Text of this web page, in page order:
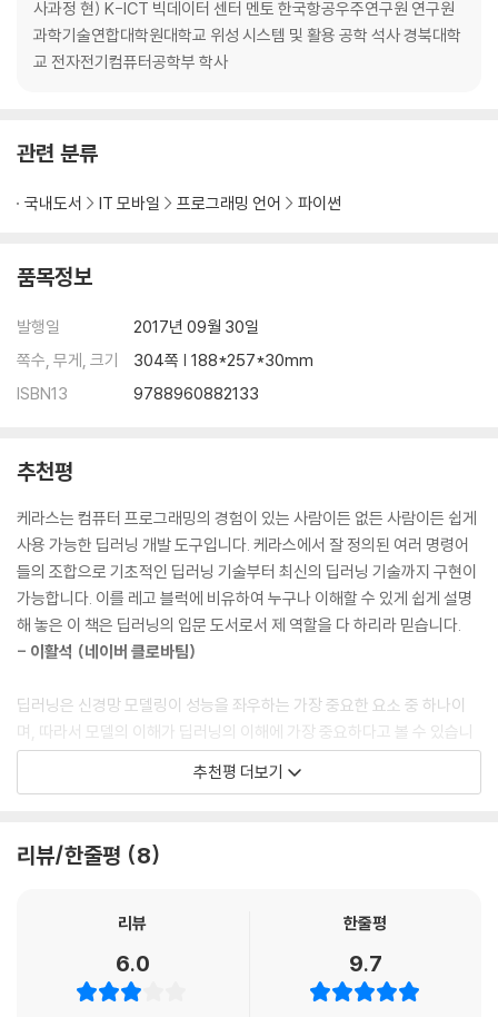
Chapter 7 순환 신경망 모델 만들어보기
Part 4 레시피 따라해보기
Chapter 3 수치입력 다중클래스분류모델 레시피
Chapter 4 영상입력 수치 예측 모델 레시피
Chapter 5 영상입력 이진분류모델 레시피
Chapter 6 영상입력 다중클래스분류모델 레시피
Chapter 8 문장(시계열수치)입력 이진분류모델 레시피
사과정 현) K-ICT 빅데이터 센터 멘토 한국항공우주연구원 연구원
과학기술연합대학원대학교 위성 시스템 및 활용 공학 석사 경북대학
교 전자전기컴퓨터공학부 학사
관련 분류
국내도서 IT 모바일 프로그래밍 언어 파이썬
품목정보
발행일
2017년 09월 30일
쪽수, 무게, 크기
304쪽 | 188*257*30mm
ISBN13
9788960882133
추천평
케라스는 컴퓨터 프로그래밍의 경험이 있는 사람이든 없든 사람이든 쉽게
사용 가능한 딥러닝 개발 도구입니다. 케라스에서 잘 정의된 여러 명령어
들의 조합으로 기초적인 딥러닝 기술부터 최신의 딥러닝 기술까지 구현이
가능합니다. 이를 레고 블럭에 비유하여 누구나 이해할 수 있게 쉽게 설명
해 놓은 이 책은 딥러닝의 입문 도서로서 제 역할을 다 하리라 믿습니다.
- 이활석 (네이버 클로바팀)
딥러닝은 신경망 모델링이 성능을 좌우하는 가장 중요한 요소 중 하나이
며, 따라서 모델의 이해가 딥러닝의 이해에 가장 중요하다고 볼 수 있습니
다. 이를 위해 저자는 딥러닝 모델을 레고처럼 구성하는 딥브릭이라는 독
특한 발상으로 다양한 딥러닝 모델을 직관적으로 이해하게 해 줍니다. 딥
- 김진중 (야놀자 Head of STL)
다양한 딥러닝 알고리즘들을 케라스로 간결하게 풀어낼 수 있는 방법들을
는 관점의 전환점을 줄 수 있는 Mild Stone과 같은 책이다.
- 이태영 수석 (신한은행 디지털 전략부 AI LAB )
추천평 더보기
리뷰/한줄평 8
리뷰
6.0
한줄평
9.7